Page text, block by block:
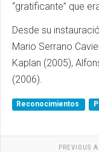
“gratificante” que
Desde su
Mario Serrano
Kaplan (2005),
(2006).
Reconocimientos
PREVIOUS